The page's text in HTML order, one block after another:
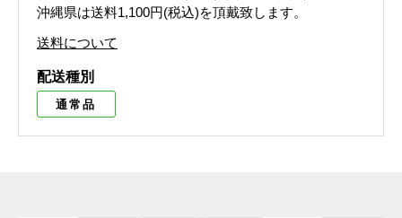
沖縄県は送料1,100円(税込)を頂戴致します。
送料について
配送種別
通常品